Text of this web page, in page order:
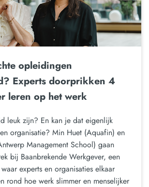
opleidingen
Experts doorprikken 4
leren op het werk
leuk zijn? En kan je dat eigenlijk
organisatie? Min Huet (Aquafin) en
Management School) gaan
bij Baanbrekende Werkgever, een
experts en organisaties elkaar
rond hoe werk slimmer en menselijker